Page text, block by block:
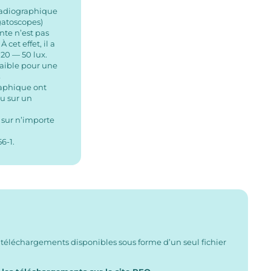
n’est pas
cet effet, il a
— 50 lux.
pour une
ont
sur un
n’importe
1.
disponibles sous forme d’un seul fichier